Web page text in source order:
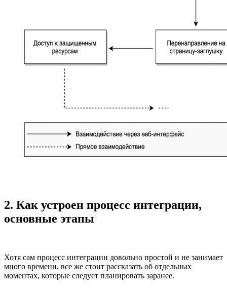
2. Как устроен процесс интеграции,
основные этапы
Хотя сам процесс интеграции довольно простой и не занимает
много времени, все же стоит рассказать об отдельных
моментах, которые следует планировать заранее.